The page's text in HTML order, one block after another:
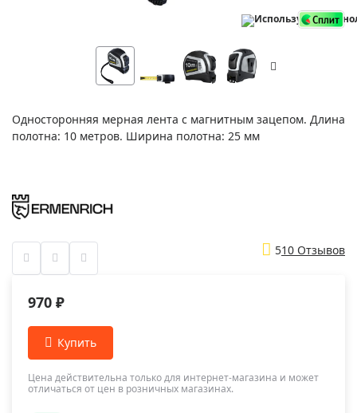
Односторонняя мерная лента с магнитным зацепом. Длина
полотна: 10 метров. Ширина полотна: 25 мм
510 Отзывов
970 ₽
Цена действительна только для интернет-магазина и может
отличаться от цен в розничных магазинах.